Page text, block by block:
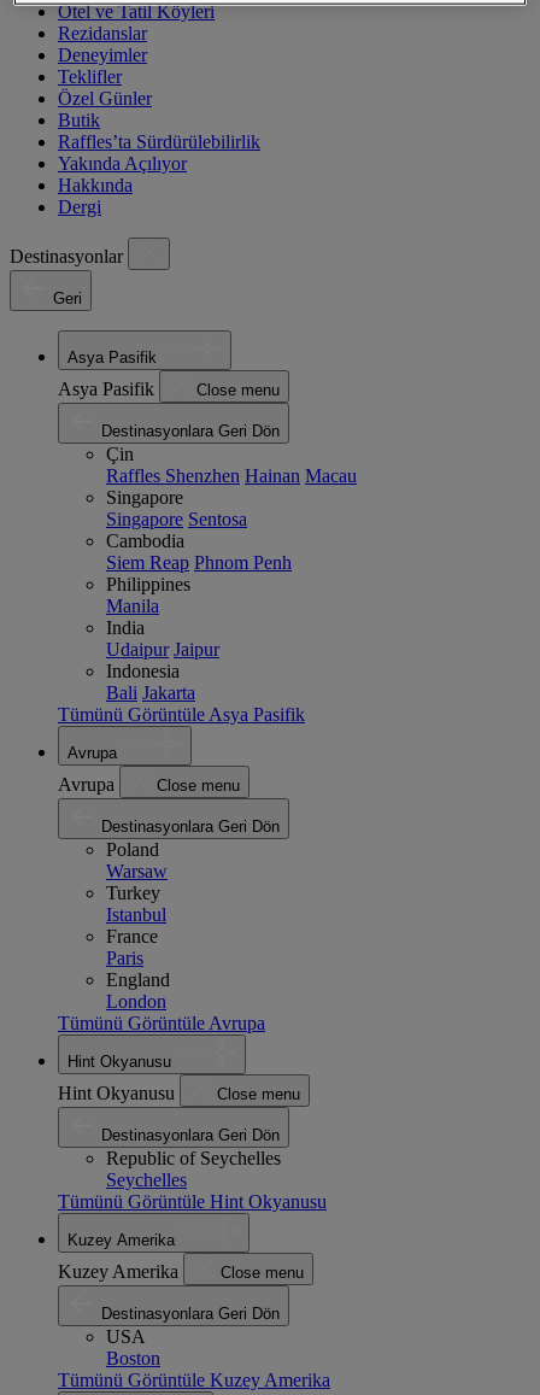
Otel ve Tatil Köyleri
Rezidanslar
Deneyimler
Teklifler
Özel Günler
Butik
Raffles’ta Sürdürülebilirlik
Yakında Açılıyor
Hakkında
Dergi
Destinasyonlar
Geri
Asya Pasifik
Asya Pasifik Close menu
Destinasyonlara Geri Dön
Çin
Raffles Shenzhen Hainan Macau
Singapore
Singapore Sentosa
Cambodia
Siem Reap Phnom Penh
Philippines
Manila
India
Udaipur Jaipur
Indonesia
Bali Jakarta
Tümünü Görüntüle Asya Pasifik
Avrupa
Avrupa Close menu
Destinasyonlara Geri Dön
Poland
Warsaw
Turkey
Istanbul
France
Paris
England
London
Tümünü Görüntüle Avrupa
Hint Okyanusu
Hint Okyanusu Close menu
Destinasyonlara Geri Dön
Republic of Seychelles
Seychelles
Tümünü Görüntüle Hint Okyanusu
Kuzey Amerika
Kuzey Amerika Close menu
Destinasyonlara Geri Dön
USA
Boston
Tümünü Görüntüle Kuzey Amerika